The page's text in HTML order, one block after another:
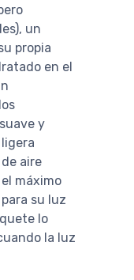
un
propia
en el
y
aire
máximo
su luz
lo
la luz